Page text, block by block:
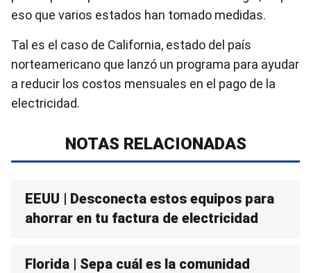
eso que varios estados han tomado medidas.
Tal es el caso de California, estado del país
norteamericano que lanzó un programa para ayudar
a reducir los costos mensuales en el pago de la
electricidad.
NOTAS RELACIONADAS
EEUU | Desconecta estos equipos para
ahorrar en tu factura de electricidad
Florida | Sepa cuál es la comunidad